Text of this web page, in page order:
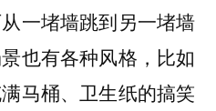
一堵墙跳到另一堵墙
也有各种风格，比如
马桶、卫生纸的搞笑